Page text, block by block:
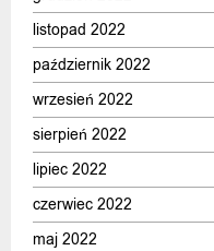
listopad 2022
październik 2022
wrzesień 2022
sierpień 2022
lipiec 2022
czerwiec 2022
maj 2022